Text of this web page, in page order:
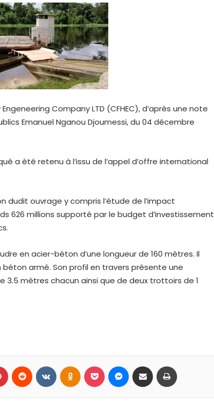
Company LTD (CFHEC), d’après une note
Emanuel Nganou Djoumessi, du 04 décembre
a été retenu à l’issu de l’appel d’offre international
ouvrage y compris l’étude de l’impact
626 millions supporté par le budget d’investissement
en acier-béton d’une longueur de 160 mètres. Il
armé. Son profil en travers présente une
3.5 mètres chacun ainsi que de deux trottoirs de 1